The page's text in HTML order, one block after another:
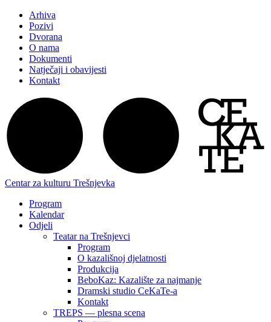
Arhiva
Pozivi
Dvorana
O nama
Dokumenti
Natječaji i obavijesti
Kontakt
Centar za kulturu Trešnjevka
Program
Kalendar
Odjeli
Teatar na Trešnjevci
Program
O kazališnoj djelatnosti
Produkcija
BeboKaz: Kazalište za najmanje
Dramski studio CeKaTe-a
Kontakt
TREPS — plesna scena